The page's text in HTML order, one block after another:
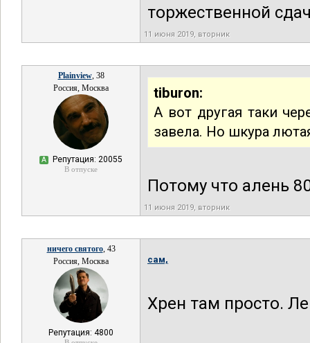
торжественной
11 июня 2019, вторник
Plainview, 38
Россия, Москва
А Репутация: 20055
В отпуске
tiburon:
А вот другая таки
завела. Но шкура
Потому что алень
11 июня 2019, вторник
ничего святого, 43
Россия, Москва
Репутация: 4800
сам,
Хрен там просто.